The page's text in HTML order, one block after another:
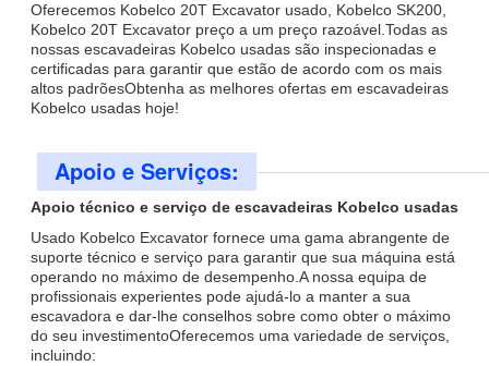
Oferecemos Kobelco 20T Excavator usado, Kobelco SK200,
Kobelco 20T Excavator preço a um preço razoável.Todas as
nossas escavadeiras Kobelco usadas são inspecionadas e
certificadas para garantir que estão de acordo com os mais
altos padrõesObtenha as melhores ofertas em escavadeiras
Kobelco usadas hoje!
Apoio e Serviços:
Apoio técnico e serviço de escavadeiras Kobelco usadas
Usado Kobelco Excavator fornece uma gama abrangente de
suporte técnico e serviço para garantir que sua máquina está
operando no máximo de desempenho.A nossa equipa de
profissionais experientes pode ajudá-lo a manter a sua
escavadora e dar-lhe conselhos sobre como obter o máximo
do seu investimentoOferecemos uma variedade de serviços,
incluindo: